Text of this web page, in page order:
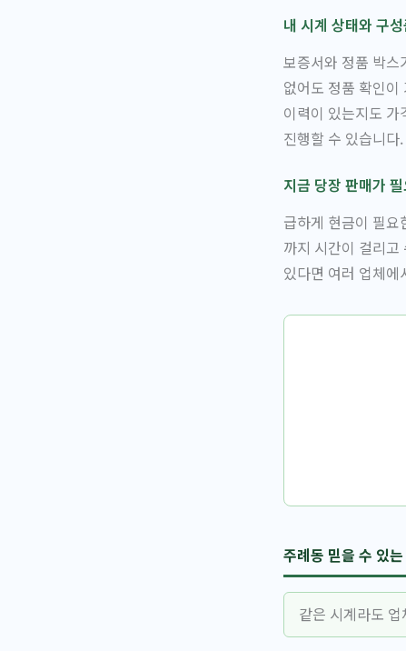
내 시계 상태와 구
보증서와 정품 박
없어도 정품 확인
이력이 있는지도
진행할 수 있습니다.
지금 당장 판매가
급하게 현금이 필
까지 시간이 걸리
있다면 여러 업체
주례동 믿을 수 있
같은 시계라도